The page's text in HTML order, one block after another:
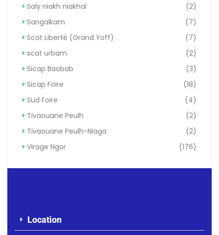
Saly niakh niakhal
(2)
Sangalkam
(7)
Scat Liberté (Grand Yoff)
(7)
scat urbam
(2)
Sicap Baobab
(3)
Sicap Foire
(18)
Sud Foire
(4)
Tivaouane Peulh
(2)
Tivaouane Peulh-Niaga
(2)
Virage Ngor
(176)
Location